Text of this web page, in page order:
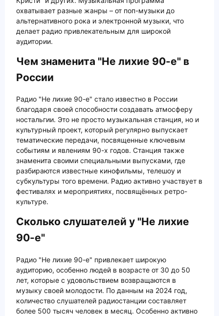
охватывает разные жанры – от поп-музыки до
альтернативного рока и электронной музыки, что
делает радио привлекательным для широкой
аудитории.
Чем знаменита "Не лихие 90-е" в
России
Радио "Не лихие 90-е" стало известно в России
благодаря своей способности создавать атмосферу
ностальгии. Это не просто музыкальная станция, но и
культурный проект, который регулярно выпускает
тематические передачи, посвященные ключевым
событиям и явлениям 90-х годов. Станция также
знаменита своими специальными выпусками, где
разбираются известные кинофильмы, телешоу и
субкультуры того времени. Радио активно участвует в
фестивалях и мероприятиях, посвящённых ретро-
культуре.
Сколько слушателей у "Не лихие
90-е"
Радио "Не лихие 90-е" привлекает широкую
аудиторию, особенно людей в возрасте от 30 до 50
лет, которые с удовольствием возвращаются в
музыку своей молодости. По данным на 2024 год,
количество слушателей радиостанции составляет
более 500 тысяч человек в месяц. Особенно активно